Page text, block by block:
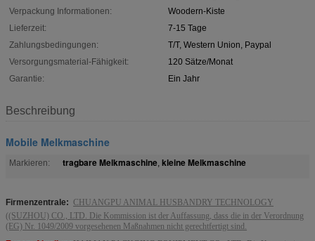
Verpackung Informationen:
Woodern-Kiste
Lieferzeit:
7-15 Tage
Zahlungsbedingungen:
T/T, Western Union, Paypal
Versorgungsmaterial-Fähigkeit:
120 Sätze/Monat
Garantie:
Ein Jahr
Beschreibung
Mobile Melkmaschine
Markieren: tragbare Melkmaschine, kleine Melkmaschine
Firmenzentrale: CHUANGPU ANIMAL HUSBANDRY TECHNOLOGY
((SUZHOU) CO., LTD. Die Kommission ist der Auffassung, dass die in der Verordnung
(EG) Nr. 1049/2009 vorgesehenen Maßnahmen nicht gerechtfertigt sind.